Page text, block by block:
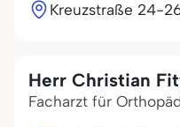
Kreuzstraße 24-
Herr Christian
Facharzt für